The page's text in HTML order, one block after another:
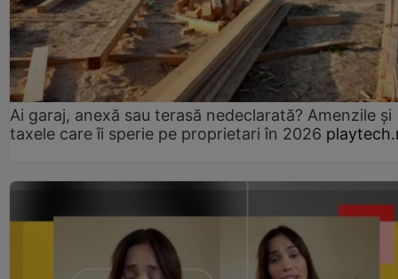
Ai garaj, anexă sau terasă nedeclarată? Amenzile și
taxele care îi sperie pe proprietari în 2026